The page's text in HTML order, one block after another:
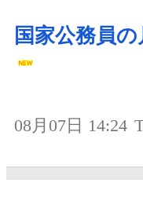
国家公務員
08月07日 14:24